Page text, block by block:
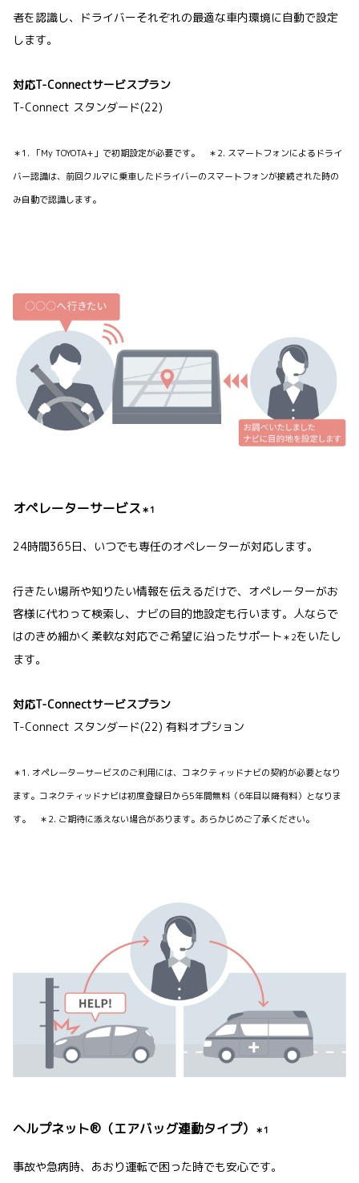
者を認識し、ドライバーそれぞれの最適な車内環境に自動で設定
します。
対応T-Connectサービスプラン
T-Connect スタンダード(22)
＊1. 「My TOYOTA+」で初期設定が必要です。 ＊2. スマートフォンによるドライ
バー認識は、前回クルマに乗車したドライバーのスマートフォンが接続された時の
み自動で認識します。
オペレーターサービス＊1
24時間365日、いつでも専任のオペレーターが対応します。
行きたい場所や知りたい情報を伝えるだけで、オペレーターがお
客様に代わって検索し、ナビの目的地設定も行います。人ならで
はのきめ細かく柔軟な対応でご希望に沿ったサポート＊2をいたし
ます。
対応T-Connectサービスプラン
T-Connect スタンダード(22) 有料オプション
＊1. オペレーターサービスのご利用には、コネクティッドナビの契約が必要となり
ます。コネクティッドナビは初度登録日から5年間無料（6年目以降有料）となりま
す。 ＊2. ご期待に添えない場合があります。あらかじめご了承ください。
ヘルプネット®（エアバッグ連動タイプ） ＊1
事故や急病時、あおり運転で困った時でも安心です。